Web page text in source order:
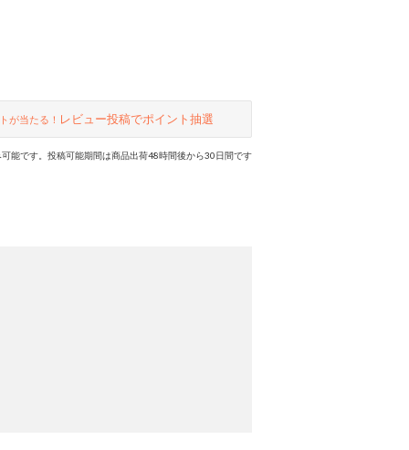
が当たる！ レビュー投稿でポイント抽選
能です。投稿可能期間は商品出荷48時間後から30日間です